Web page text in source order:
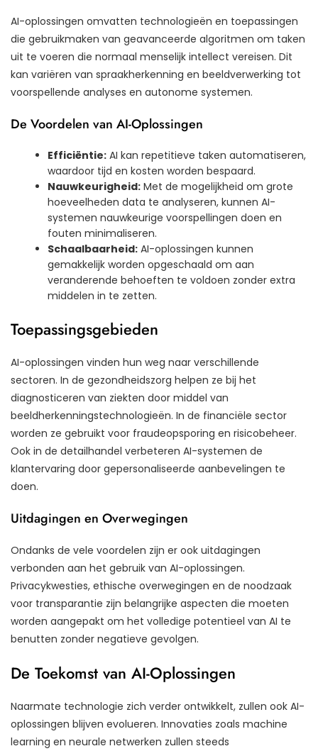
AI-oplossingen omvatten technologieën en toepassingen
die gebruikmaken van geavanceerde algoritmen om taken
uit te voeren die normaal menselijk intellect vereisen. Dit
kan variëren van spraakherkenning en beeldverwerking tot
voorspellende analyses en autonome systemen.
De Voordelen van AI-Oplossingen
Efficiëntie: AI kan repetitieve taken automatiseren,
waardoor tijd en kosten worden bespaard.
Nauwkeurigheid: Met de mogelijkheid om grote
hoeveelheden data te analyseren, kunnen AI-
systemen nauwkeurige voorspellingen doen en
fouten minimaliseren.
Schaalbaarheid: AI-oplossingen kunnen
gemakkelijk worden opgeschaald om aan
veranderende behoeften te voldoen zonder extra
middelen in te zetten.
Toepassingsgebieden
AI-oplossingen vinden hun weg naar verschillende
sectoren. In de gezondheidszorg helpen ze bij het
diagnosticeren van ziekten door middel van
beeldherkenningstechnologieën. In de financiële sector
worden ze gebruikt voor fraudeopsporing en risicobeheer.
Ook in de detailhandel verbeteren AI-systemen de
klantervaring door gepersonaliseerde aanbevelingen te
doen.
Uitdagingen en Overwegingen
Ondanks de vele voordelen zijn er ook uitdagingen
verbonden aan het gebruik van AI-oplossingen.
Privacykwesties, ethische overwegingen en de noodzaak
voor transparantie zijn belangrijke aspecten die moeten
worden aangepakt om het volledige potentieel van AI te
benutten zonder negatieve gevolgen.
De Toekomst van AI-Oplossingen
Naarmate technologie zich verder ontwikkelt, zullen ook AI-
oplossingen blijven evolueren. Innovaties zoals machine
learning en neurale netwerken zullen steeds